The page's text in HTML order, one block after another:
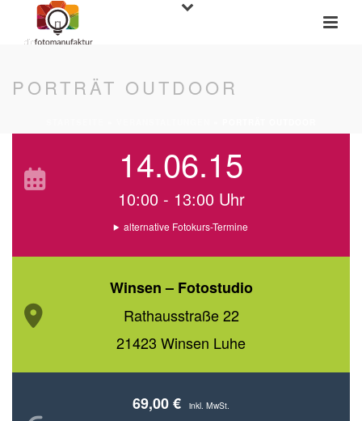
PORTRÄT OUTDOOR
14.06.15
10:00 - 13:00 Uhr
alternative Fotokurs-Termine
Winsen – Fotostudio
Rathausstraße 22
21423 Winsen Luhe
69,00 € inkl. MwSt.